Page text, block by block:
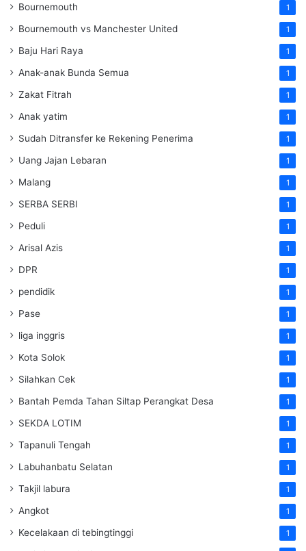
Bournemouth 1
Bournemouth vs Manchester United 1
Baju Hari Raya 1
Anak-anak Bunda Semua 1
Zakat Fitrah 1
Anak yatim 1
Sudah Ditransfer ke Rekening Penerima 1
Uang Jajan Lebaran 1
Malang 1
SERBA SERBI 1
Peduli 1
Arisal Azis 1
DPR 1
pendidik 1
Pase 1
liga inggris 1
Kota Solok 1
Silahkan Cek 1
Bantah Pemda Tahan Siltap Perangkat Desa 1
SEKDA LOTIM 1
Tapanuli Tengah 1
Labuhanbatu Selatan 1
Takjil labura 1
Angkot 1
Kecelakaan di tebingtinggi 1